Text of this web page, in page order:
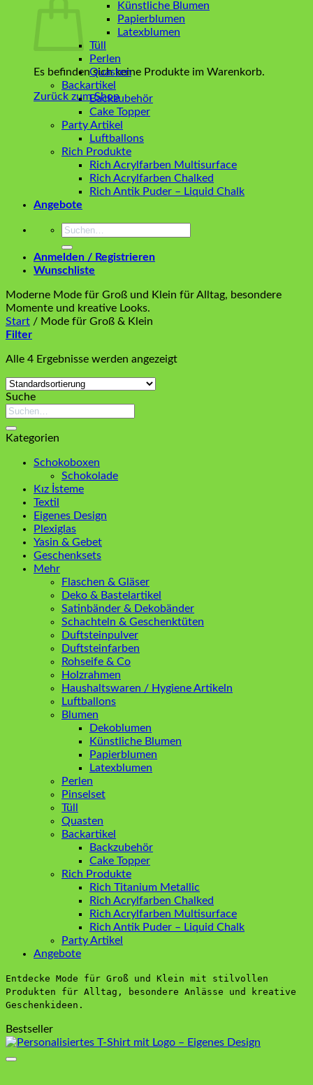
Es befinden sich keine Produkte im Warenkorb.
Zurück zum Shop
Künstliche Blumen
Papierblumen
Latexblumen
Tüll
Perlen
Quasten
Backartikel
Backzubehör
Cake Topper
Party Artikel
Luftballons
Rich Produkte
Rich Acrylfarben Multisurface
Rich Acrylfarben Chalked
Rich Antik Puder – Liquid Chalk
Angebote
Suchen
Anmelden / Registrieren
Wunschliste
Moderne Mode für Groß und Klein für Alltag, besondere
Momente und kreative Looks.
Start / Mode für Groß & Klein
Filter
Alle 4 Ergebnisse werden angezeigt
Suche
Suchen
Kategorien
Schokoboxen
Schokolade
Kız İsteme
Textil
Eigenes Design
Plexiglas
Yasin & Gebet
Geschenksets
Mehr
Flaschen & Gläser
Deko & Bastelartikel
Satinbänder & Dekobänder
Schachteln & Geschenktüten
Duftsteinpulver
Duftsteinfarben
Rohseife & Co
Holzrahmen
Haushaltswaren / Hygiene Artikeln
Luftballons
Blumen
Dekoblumen
Künstliche Blumen
Papierblumen
Latexblumen
Perlen
Pinselset
Tüll
Quasten
Backartikel
Backzubehör
Cake Topper
Rich Produkte
Rich Titanium Metallic
Rich Acrylfarben Chalked
Rich Acrylfarben Multisurface
Rich Antik Puder – Liquid Chalk
Party Artikel
Angebote
Entdecke Mode für Groß und Klein mit stilvollen
Produkten für Alltag, besondere Anlässe und kreative
Geschenkideen.
Bestseller